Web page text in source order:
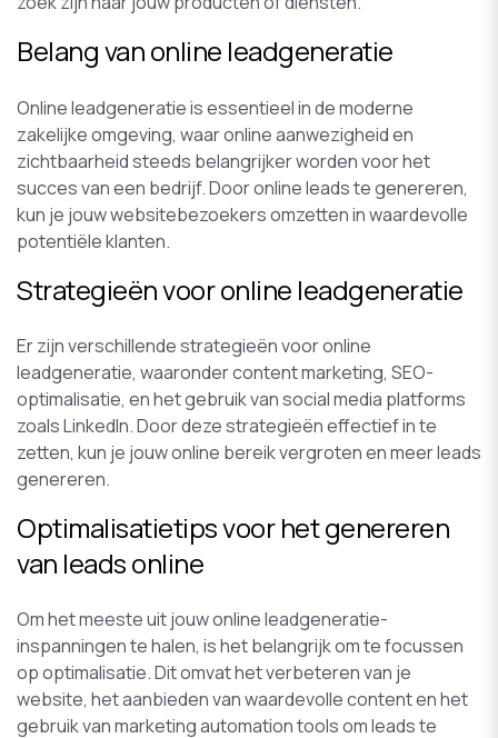
Belang van online leadgeneratie
Online leadgeneratie is essentieel in de moderne
zakelijke omgeving, waar online aanwezigheid en
zichtbaarheid steeds belangrijker worden voor het
succes van een bedrijf. Door online leads te genereren,
kun je jouw websitebezoekers omzetten in waardevolle
potentiële klanten.
Strategieën voor online leadgeneratie
Er zijn verschillende strategieën voor online
leadgeneratie, waaronder content marketing, SEO-
optimalisatie, en het gebruik van social media platforms
zoals LinkedIn. Door deze strategieën effectief in te
zetten, kun je jouw online bereik vergroten en meer leads
genereren.
Optimalisatietips voor het genereren
van leads online
Om het meeste uit jouw online leadgeneratie-
inspanningen te halen, is het belangrijk om te focussen
op optimalisatie. Dit omvat het verbeteren van je
website, het aanbieden van waardevolle content en het
gebruik van marketing automation tools om leads te